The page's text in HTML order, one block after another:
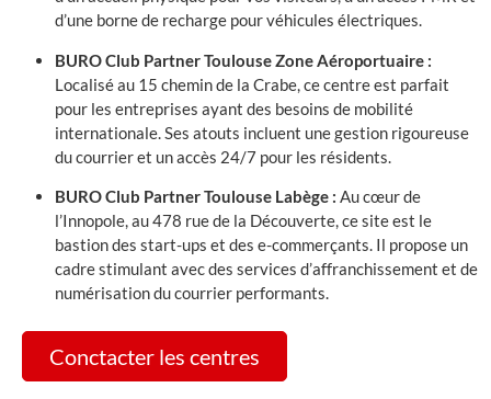
d’une borne de recharge pour véhicules électriques.
BURO Club Partner Toulouse Zone Aéroportuaire :
Localisé au 15 chemin de la Crabe, ce centre est parfait
pour les entreprises ayant des besoins de mobilité
internationale. Ses atouts incluent une gestion rigoureuse
du courrier et un accès 24/7 pour les résidents.
BURO Club Partner Toulouse Labège : Au cœur de
l’Innopole, au 478 rue de la Découverte, ce site est le
bastion des start-ups et des e-commerçants. Il propose un
cadre stimulant avec des services d’affranchissement et de
numérisation du courrier performants.
Conctacter les centres